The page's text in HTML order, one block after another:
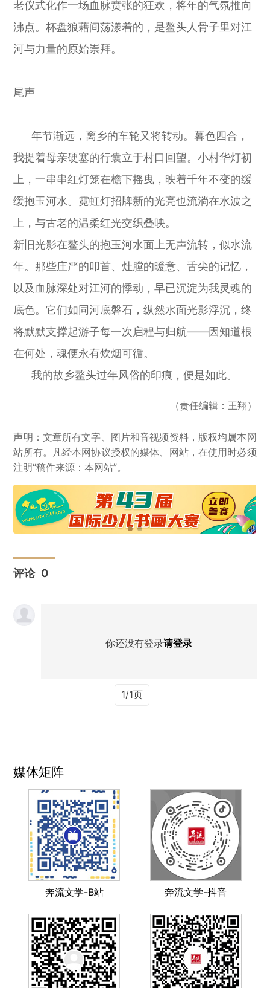
老仪式化作一场血脉贲张的狂欢，将年的气氛推向
沸点。杯盘狼藉间荡漾着的，是鳌头人骨子里对江
河与力量的原始崇拜。
尾声
年节渐远，离乡的车轮又将转动。暮色四合，
我提着母亲硬塞的行囊立于村口回望。小村华灯初
上，一串串红灯笼在檐下摇曳，映着千年不变的缓
缓抱玉河水。霓虹灯招牌新的光亮也流淌在水波之
上，与古老的温柔红光交织叠映。
新旧光影在鳌头的抱玉河水面上无声流转，似水流
年。那些庄严的叩首、灶膛的暖意、舌尖的记忆，
以及血脉深处对江河的悸动，早已沉淀为我灵魂的
底色。它们如同河底磐石，纵然水面光影浮沉，终
将默默支撑起游子每一次启程与归航——因知道根
在何处，魂便永有炊烟可循。
我的故乡鳌头过年风俗的印痕，便是如此。
（责任编辑：王翔）
声明：文章所有文字、图片和音视频资料，版权均属本网
站所有。凡经本网协议授权的媒体、网站，在使用时必须
注明“稿件来源：本网站”。
评论 0
你还没有登录请登录
1/1页
媒体矩阵
奔流文学-B站 奔流文学-抖音